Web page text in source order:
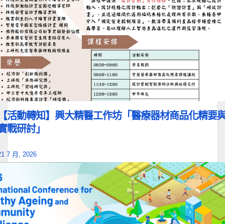
活動轉知】興大精醫工作坊「醫療器材商品化精要
戰研討」
7 月, 2026